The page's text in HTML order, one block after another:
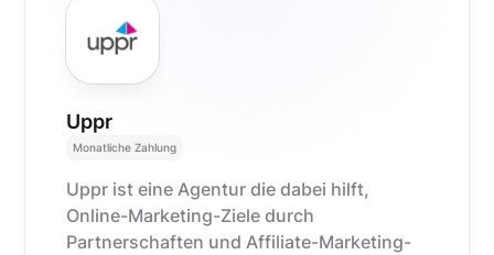
Uppr
Monatliche Zahlung
Uppr ist eine Agentur die dabei hilft,
Online-Marketing-Ziele durch
Partnerschaften und Affiliate-Marketing-